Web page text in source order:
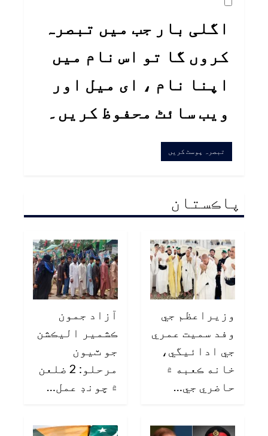
اگلی بار جب میں تبصرہ
کروں گا تو اس نام میں
اپنا نام ، ای میل اور
ویب سائٹ محفوظ کریں۔
پاڪستان
وزيراعظم جي
وفد سميت عمري
جي ادائيگي،
خانه ڪعبه ۾
حاضري جي…
آزاد جمون
ڪشمير اليڪشن
جو ٽيون
مرحلو: 2 ضلعن
۾ چونڊ عمل…